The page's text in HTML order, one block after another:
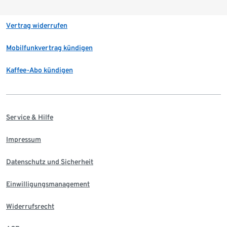
Vertrag widerrufen
Mobilfunkvertrag kündigen
Kaffee-Abo kündigen
Service & Hilfe
Impressum
Datenschutz und Sicherheit
Einwilligungsmanagement
Widerrufsrecht